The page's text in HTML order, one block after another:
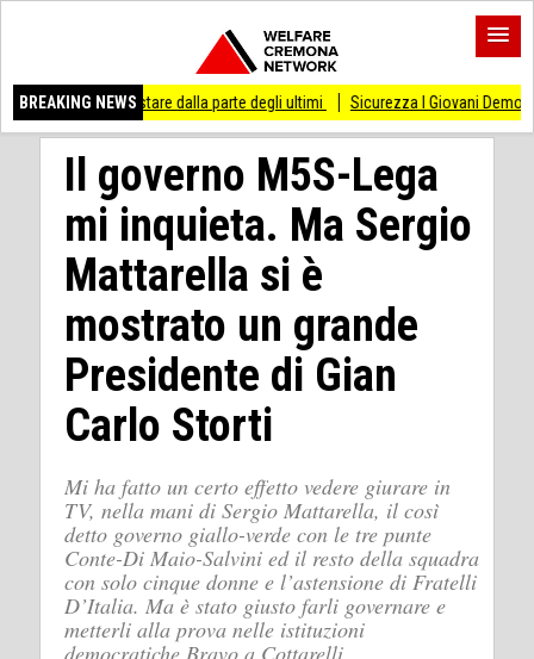
BREAKING NEWS
di stare dalla parte degli ultimi Sicurezza I Giovani Democratici ribattono
Il governo M5S-Lega
mi inquieta. Ma Sergio
Mattarella si è
mostrato un grande
Presidente di Gian
Carlo Storti
Mi ha fatto un certo effetto vedere giurare in
TV, nella mani di Sergio Mattarella, il così
detto governo giallo-verde con le tre punte
Conte-Di Maio-Salvini ed il resto della squadra
con solo cinque donne e l’astensione di Fratelli
D’Italia. Ma è stato giusto farli governare e
metterli alla prova nelle istituzioni
democratiche.Bravo a Cottarelli.